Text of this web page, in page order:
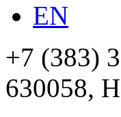
EN
+7 (383)
630058,